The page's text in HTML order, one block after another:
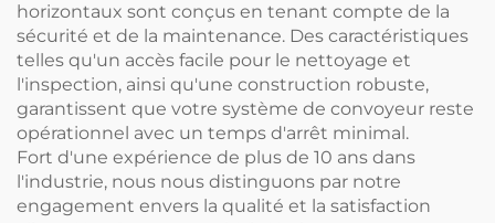
horizontaux sont conçus en tenant compte de la
sécurité et de la maintenance. Des caractéristiques
telles qu'un accès facile pour le nettoyage et
l'inspection, ainsi qu'une construction robuste,
garantissent que votre système de convoyeur reste
opérationnel avec un temps d'arrêt minimal.
Fort d'une expérience de plus de 10 ans dans
l'industrie, nous nous distinguons par notre
engagement envers la qualité et la satisfaction